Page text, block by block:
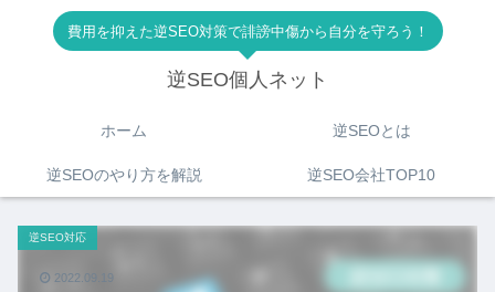
費用を抑えた逆SEO対策で誹謗中傷から自分を守ろう！
逆SEO個人ネット
ホーム 逆SEOとは
逆SEOのやり方を解説 逆SEO会社TOP10
逆SEO対応
2022.09.19